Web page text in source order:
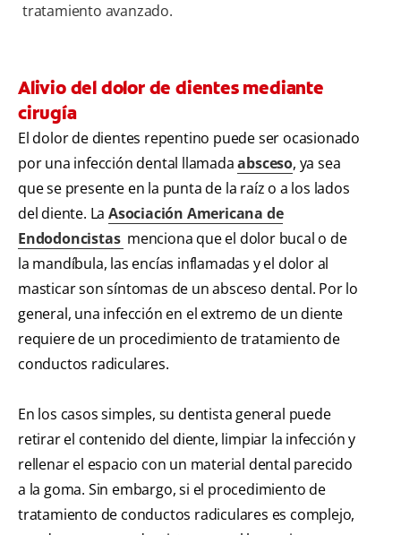
tratamiento avanzado.
Alivio del dolor de dientes mediante
cirugía
El dolor de dientes repentino puede ser ocasionado
por una infección dental llamadaabsceso, ya sea
que se presente en la punta de la raíz o a los lados
del diente. LaAsociación Americana de
Endodoncistas menciona que el dolor bucal o de
la mandíbula, las encías inflamadas y el dolor al
masticar son síntomas de un absceso dental. Por lo
general, una infección en el extremo de un diente
requiere de un procedimiento de tratamiento de
conductos radiculares.
En los casos simples, su dentista general puede
retirar el contenido del diente, limpiar la infección y
rellenar el espacio con un material dental parecido
a la goma. Sin embargo, si el procedimiento de
tratamiento de conductos radiculares es complejo,